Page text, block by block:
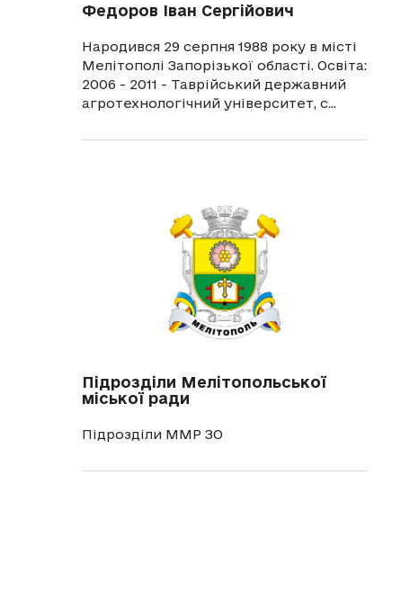
Федоров Іван Сергійович
Народився 29 серпня 1988 року в місті
Мелітополі Запорізької області. Освіта:
2006 - 2011 - Таврійський державний
агротехнологічний університет, с...
Підрозділи Мелітопольської
міської ради
Підрозділи ММР ЗО